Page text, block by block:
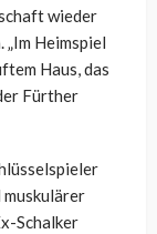
wieder
Heimspiel
Haus, das
Fürther
Schalker